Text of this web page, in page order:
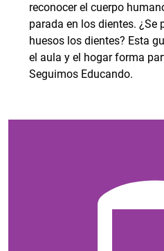
reconocer el cuerpo
parada en los dientes. ¿Se
huesos los dientes? Esta
el aula y el hogar forma
Seguimos Educando.